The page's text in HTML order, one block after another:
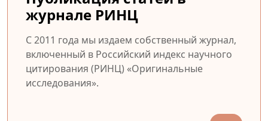
журнале РИНЦ
С 2011 года мы издаем собственный журнал,
включенный в Российский индекс научного
цитирования (РИНЦ) «Оригинальные
исследования».